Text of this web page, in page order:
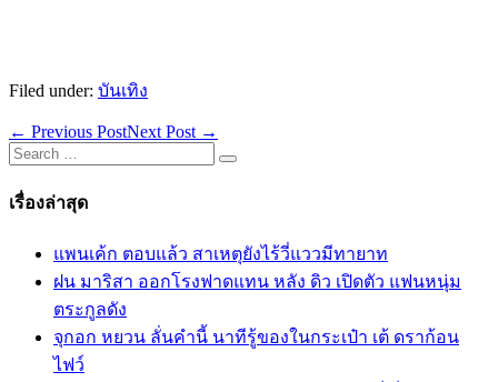
Filed under: บันเทิง
Post
Navigation
← Previous PostNext Post →
Search
for:
เรื่องล่าสุด
แพนเค้ก ตอบแล้ว สาเหตุยังไร้วี่แววมีทายาท
ฝน มาริสา ออกโรงฟาดแทน หลัง ดิว เปิดตัว แฟนหนุ่ม
ตระกูลดัง
จุกอก หยวน ลั่นคำนี้ นาทีรู้ของในกระเป๋า เต้ ดราก้อน
ไฟว์